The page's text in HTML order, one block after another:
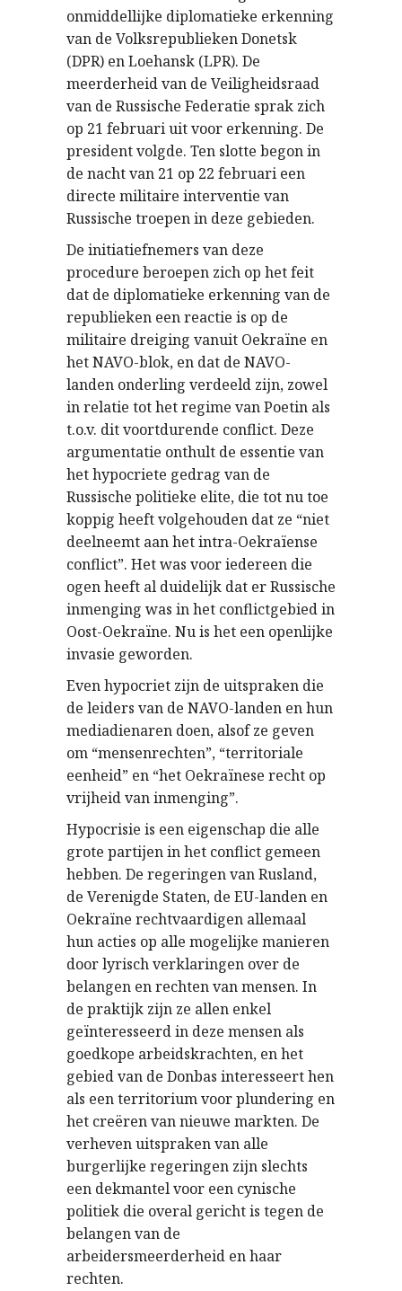
onmiddellijke diplomatieke erkenning
van de VolksrepubliekenDonetsk
(DPR) enLoehansk (LPR). De
meerderheid van de Veiligheidsraad
van de Russische Federatie sprak zich
op 21 februari uit voor erkenning. De
president volgde. Ten slotte begon in
de nacht van 21 op 22 februari een
directe militaire interventie van
Russische troepen in deze gebieden.
De initiatiefnemers van deze
procedure beroepen zich op het feit
dat de diplomatieke erkenning van de
republieken een reactie is op de
militaire dreiging vanuit Oekraïne en
het NAVO-blok, en dat de NAVO-
landen onderling verdeeld zijn, zowel
in relatie tot het regime van Poetin als
t.o.v. dit voortdurende conflict. Deze
argumentatie onthult de essentie van
het hypocriete gedrag van de
Russische politieke elite, die tot nu toe
koppig heeft volgehouden dat ze “niet
deelneemt aan het intra-Oekraïense
conflict”. Het was voor iedereen die
ogen heeft al duidelijk dat er Russische
inmenging was in het conflictgebied in
Oost-Oekraïne. Nu is het een openlijke
invasie geworden.
Even hypocriet zijn de uitspraken die
de leiders van de NAVO-landen en hun
mediadienaren doen, alsof ze geven
om “mensenrechten”, “territoriale
eenheid” en “het Oekraïnese recht op
vrijheid van inmenging”.
Hypocrisie is een eigenschap die alle
grote partijen in het conflict gemeen
hebben. De regeringen van Rusland,
de Verenigde Staten, de EU-landen en
Oekraïne rechtvaardigen allemaal
hun acties op alle mogelijke manieren
door lyrisch verklaringen over de
belangen en rechten van mensen. In
de praktijk zijn ze allen enkel
geïnteresseerd in deze mensen als
goedkope arbeidskrachten, en het
gebied van de Donbas interesseert hen
als een territorium voor plundering en
het creëren van nieuwe markten. De
verheven uitspraken van alle
burgerlijke regeringen zijn slechts
een dekmantel voor een cynische
politiek die overal gericht is tegen de
belangen van de
arbeidersmeerderheid en haar
rechten.